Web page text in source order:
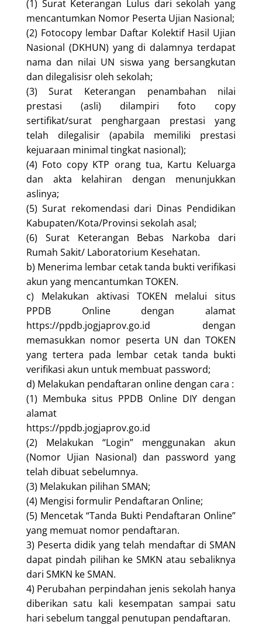
(1) Surat Keterangan Lulus dari sekolah yang
mencantumkan Nomor Peserta Ujian Nasional;
(2) Fotocopy lembar Daftar Kolektif Hasil Ujian
Nasional (DKHUN) yang di dalamnya terdapat
nama dan nilai UN siswa yang bersangkutan
dan dilegalisisr oleh sekolah;
(3) Surat Keterangan penambahan nilai
prestasi (asli) dilampiri foto copy
sertifikat/surat penghargaan prestasi yang
telah dilegalisir (apabila memiliki prestasi
kejuaraan minimal tingkat nasional);
(4) Foto copy KTP orang tua, Kartu Keluarga
dan akta kelahiran dengan menunjukkan
aslinya;
(5) Surat rekomendasi dari Dinas Pendidikan
Kabupaten/Kota/Provinsi sekolah asal;
(6) Surat Keterangan Bebas Narkoba dari
Rumah Sakit/ Laboratorium Kesehatan.
b) Menerima lembar cetak tanda bukti verifikasi
akun yang mencantumkan TOKEN.
c) Melakukan aktivasi TOKEN melalui situs
PPDB Online dengan alamat
https://ppdb.jogjaprov.go.id dengan
memasukkan nomor peserta UN dan TOKEN
yang tertera pada lembar cetak tanda bukti
verifikasi akun untuk membuat password;
d) Melakukan pendaftaran online dengan cara :
(1) Membuka situs PPDB Online DIY dengan
alamat
https://ppdb.jogjaprov.go.id
(2) Melakukan “Login” menggunakan akun
(Nomor Ujian Nasional) dan password yang
telah dibuat sebelumnya.
(3) Melakukan pilihan SMAN;
(4) Mengisi formulir Pendaftaran Online;
(5) Mencetak “Tanda Bukti Pendaftaran Online”
yang memuat nomor pendaftaran.
3) Peserta didik yang telah mendaftar di SMAN
dapat pindah pilihan ke SMKN atau sebaliknya
dari SMKN ke SMAN.
4) Perubahan perpindahan jenis sekolah hanya
diberikan satu kali kesempatan sampai satu
hari sebelum tanggal penutupan pendaftaran.